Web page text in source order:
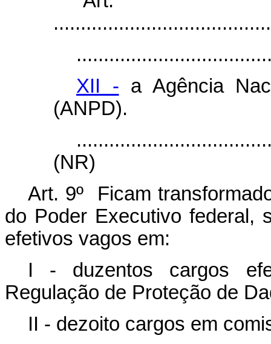
XII - a Agência
(ANPD).
(NR)
Art. 9º Ficam
do Poder Executivo federal,
efetivos vagos em:
I - duzentos cargos
Regulação de Proteção de
II - dezoito cargos em